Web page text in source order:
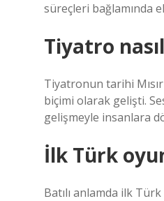
süreçleri bağlamında
Tiyatro
Tiyatronun tarihi
biçimi olarak gelişti.
gelişmeyle insanlara
İlk Türk
Batılı anlamda ilk